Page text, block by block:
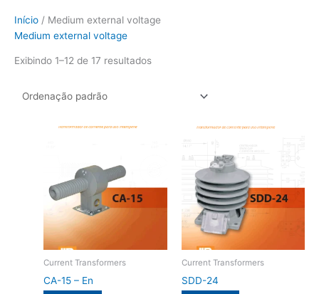
Início / Medium external voltage
Medium external voltage
Exibindo 1–12 de 17 resultados
Current Transformers
CA-15 – En
Current Transformers
SDD-24